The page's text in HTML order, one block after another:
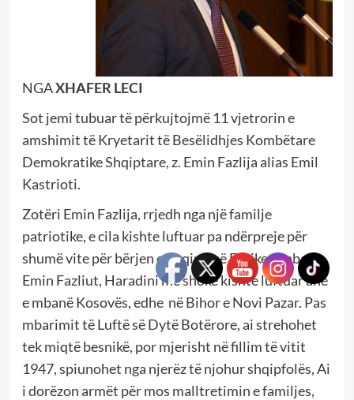
NGAXHAFER LECI
Sot jemi tubuar të përkujtojmë 11 vjetrorin e
amshimit të Kryetarit të Besëlidhjes Kombëtare
Demokratike Shqiptare, z. Emin Fazlija alias Emil
Kastrioti.
Zotëri Emin Fazlija, rrjedh nga një familje
patriotike, e cila kishte luftuar pa ndërpreje për
shumë vite për bërjen e Shqipnisë Etnike. Baba i
Emin Fazliut, Haradini me shokë kishte luftuar anë
e mbanë Kosovës, edhe në Bihor e Novi Pazar. Pas
mbarimit të Luftë së Dytë Botërore, ai strehohet
tek miqtë besnikë, por mjerisht në fillim të vitit
1947, spiunohet nga njerëz të njohur shqipfolës, Ai
i dorëzon armët për mos malltretimin e familjes,